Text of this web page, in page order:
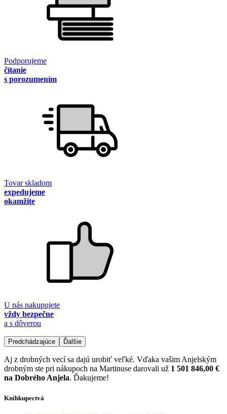
Podporujeme
čítanie
s porozumením
Tovar skladom
expedujeme
okamžite
U nás nakupujete
vždy bezpečne
a s dôverou
Predchádzajúce Ďalšie
Aj z drobných vecí sa dajú urobiť veľké. Vďaka vašim Anjelským
drobným ste pri nákupoch na Martinuse darovali už 1 501 846,00 €
na Dobrého Anjela. Ďakujeme!
Kníhkupectvá